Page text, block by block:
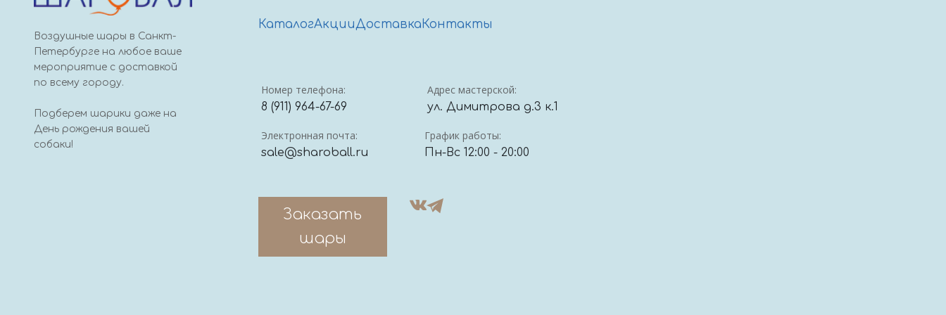
Воздушные шары в Санкт-
Петербурге на любое ваше
мероприятие с доставкой
по всему городу.
Подберем шарики даже на
День рождения вашей
собаки!
КаталогАкцииДоставка Контакты
Номер телефона:
8 (911) 964-67-69
Адрес мастерской:
ул. Димитрова д.3 к.1
Электронная почта:
sale@sharoball.ru
График работы:
Пн-Вс 12:00 - 20:00
Заказать
шары